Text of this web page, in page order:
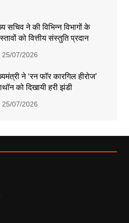
सचिव ने की विभिन्न विभागों के
को वित्तीय संस्तुति प्रदान
25/07/2026
ने ‘रन फॉर कारगिल हीरोज’
को दिखायी हरी झंडी
25/07/2026